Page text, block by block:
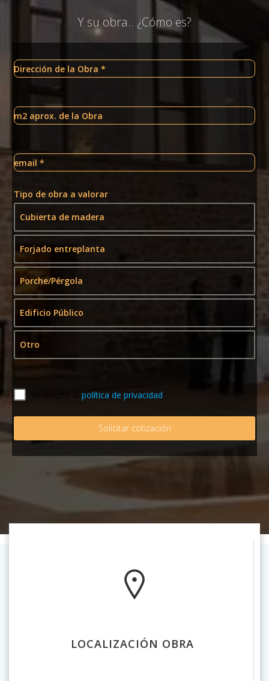
Y su obra.. ¿Cómo es?
Dirección de la Obra*
m2 aprox. de la Obra
email*
Tipo de obra a valorar
Cubierta de madera
Forjado entreplanta
Porche/Pérgola
Edificio Público
Otro
Sí, acepto lapolítica de privacidad
Solicitar cotización
LOCALIZACIÓN OBRA